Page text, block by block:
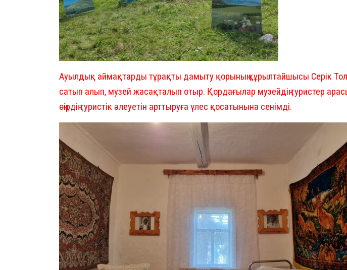
Ауылдық аймақтарды тұрақты дамыту қорының құрылтайшысы Серік
сатып алып, музей жасақталып отыр. Қордағылар музейдің туристер
өңірдің туристік әлеуетін арттыруға үлес қосатынына сенімді.